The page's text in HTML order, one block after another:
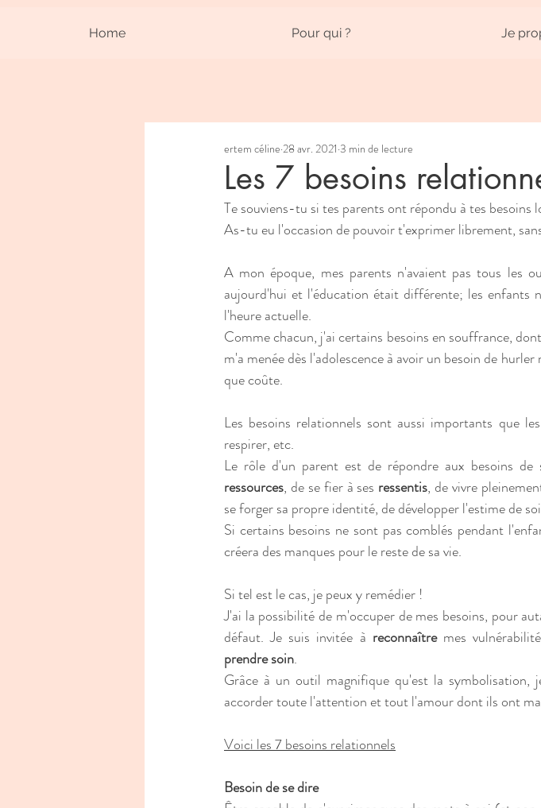
Home Pour qui ? Je
Les 7 besoins
ertem céline 28 avr. 2021 3 min de lecture
Te souviens-tu si tes parents ont répondu à tes besoins
As-tu eu l'occasion de pouvoir t'exprimer librement,
A mon époque, mes parents n'avaient pas tous les
aujourd'hui et l'éducation était différente; les enfants
l'heure actuelle.
Comme chacun, j'ai certains besoins en souffrance,
m'a menée dès l'adolescence à avoir un besoin de
que coûte.
Les besoins relationnels sont aussi importants que
respirer, etc.
ressources, de se fier à ses ressentis, de vivre
se forger sa propre identité, de développer l'estime de
Si certains besoins ne sont pas comblés pendant
créera des manques pour le reste de sa vie.
Si tel est le cas, je peux y remédier !
J'ai la possibilité de m'occuper de mes besoins, pour
défaut. Je suis invitée à reconnaître mes
prendre soin.
Grâce à un outil magnifique qu'est la
accorder toute l'attention et tout l'amour dont ils ont
Voici les 7 besoins relationnels
Besoin de se dire